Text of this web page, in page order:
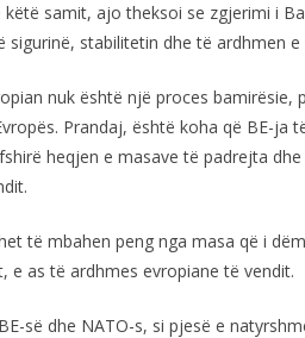
samit, ajo theksoi se zgjerimi i
stabilitetin dhe të ardhmen e
nuk është një proces bamirësie,
Prandaj, është koha që BE-ja
heqjen e masave të padrejta dhe
të mbahen peng nga masa që i
e as të ardhmes evropiane të vendit.
së dhe NATO-s, si pjesë e